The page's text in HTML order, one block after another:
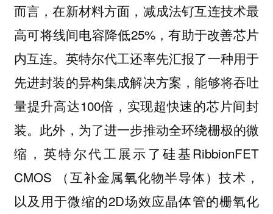
而言，在新材料方面，减成法钌互连技术最
高可将线间电容降低25%，有助于改善芯片
内互连。英特尔代工还率先汇报了一种用于
先进封装的异构集成解决方案，能够将吞吐
量提升高达100倍，实现超快速的芯片间封
装。此外，为了进一步推动全环绕栅极的微
缩，英特尔代工展示了硅基RibbionFET
CMOS （互补金属氧化物半导体）技术，
以及用于微缩的2D场效应晶体管的栅氧化